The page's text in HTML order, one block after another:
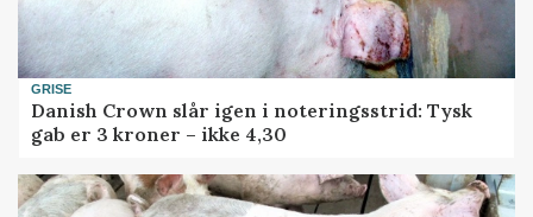
GRISE
Danish Crown slår igen i noteringsstrid: Tysk
gab er 3 kroner – ikke 4,30